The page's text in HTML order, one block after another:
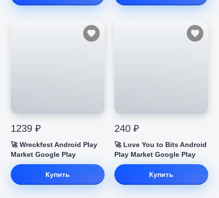
1239 ₽
🚀 Wreckfest Android Play
Market Google Play
Купить
240 ₽
🚀 Love You to Bits Android
Play Market Google Play
Купить